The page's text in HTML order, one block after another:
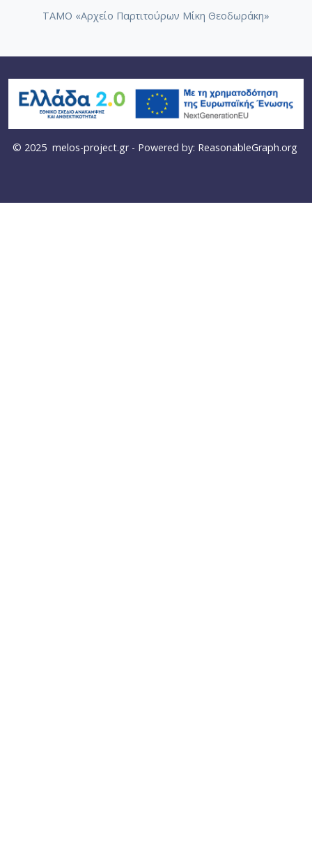
ΤΑΜΟ «Αρχείο Παρτιτούρων Μίκη Θεοδωράκη»
© 2025 melos-project.gr- Powered by: ReasonableGraph.org